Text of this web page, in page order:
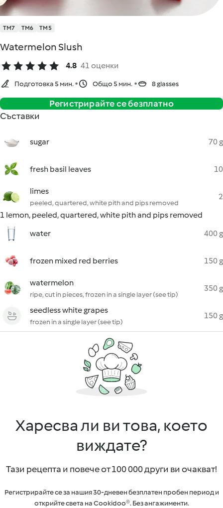
TM7 TM6 TM5
Watermelon Slush
4.8 41 оценки
Подготовка 5 мин. Общо 5 мин. 8 glasses
Регистрирайте се безплатно
Съставки
sugar 70 g
fresh basil leaves 10
limes
peeled, quartered, white pith and pips removed
2
1 lemon, peeled, quartered, white pith and pips removed
water
400 g
frozen mixed red berries 150 g
watermelon
ripe, cut in pieces, frozen in a single layer (see tip)
350 g
seedless white grapes
frozen in a single layer (see tip)
150 g
Харесва ли ви това, което
виждате?
Тази рецепта и повече от 100 000 други ви очакват!
Регистрирайте се за нашия 30-дневен безплатен пробен период и
открийте света на Cookidoo®. Без ангажименти.